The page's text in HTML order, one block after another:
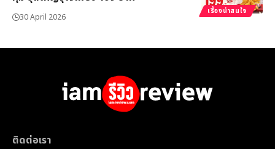
เรื่องน่าสนใจ
30 April 2026
ติดต่อเรา